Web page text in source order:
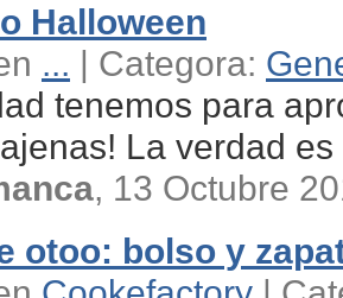
Halloween
... | Categora:
tenemos para
La verdad es
, 13 Octubre
otoo: bolso y